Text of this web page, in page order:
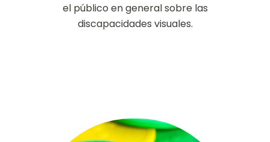
el público en general sobre las
discapacidades visuales.